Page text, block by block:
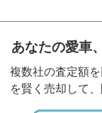
あなたの愛車
複数社の査定額
を賢く売却して